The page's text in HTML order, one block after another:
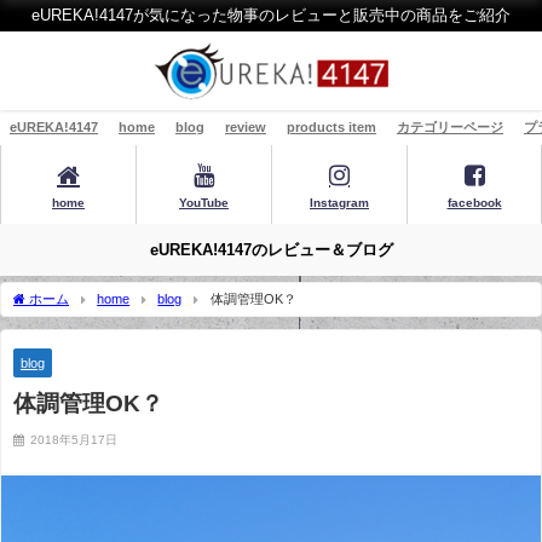
eUREKA!4147が気になった物事のレビューと販売中の商品をご紹介
eUREKA!4147 home blog review products item カテゴリーページ プ
home YouTube Instagram facebook
eUREKA!4147のレビュー＆ブログ
ホーム home blog 体調管理OK？
blog
体調管理OK？
2018年5月17日